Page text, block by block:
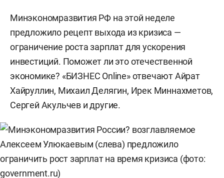
Минэкономразвития РФ на этой неделе
предложило рецепт выхода из кризиса —
ограничение роста зарплат для ускорения
инвестиций. Поможет ли это отечественной
экономике? «БИЗНЕС Online» отвечают Айрат
Хайруллин, Михаил Делягин, Ирек Миннахметов,
Сергей Акульчев и другие.